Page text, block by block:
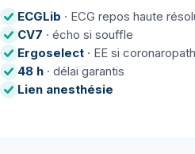
ECGLib · ECG repos haute
CV7 · écho si souffle
Ergoselect · EE si
48 h · délai garantis
Lien anesthésie